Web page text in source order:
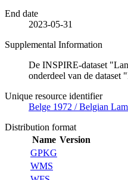
End date
2023-05-31
Supplemental Information
De INSPIRE-dataset
onderdeel van de dataset
Unique resource identifier
Belge 1972 / Belgian
Distribution format
Name Version
GPKG
WMS